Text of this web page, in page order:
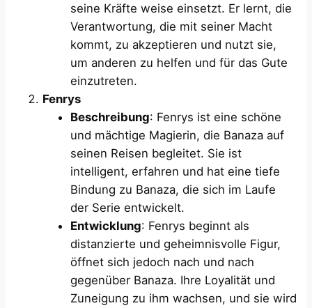
seine Kräfte weise einsetzt. Er lernt, die
Verantwortung, die mit seiner Macht
kommt, zu akzeptieren und nutzt sie,
um anderen zu helfen und für das Gute
einzutreten.
Fenrys
Beschreibung: Fenrys ist eine schöne
und mächtige Magierin, die Banaza auf
seinen Reisen begleitet. Sie ist
intelligent, erfahren und hat eine tiefe
Bindung zu Banaza, die sich im Laufe
der Serie entwickelt.
Entwicklung: Fenrys beginnt als
distanzierte und geheimnisvolle Figur,
öffnet sich jedoch nach und nach
gegenüber Banaza. Ihre Loyalität und
Zuneigung zu ihm wachsen, und sie wird